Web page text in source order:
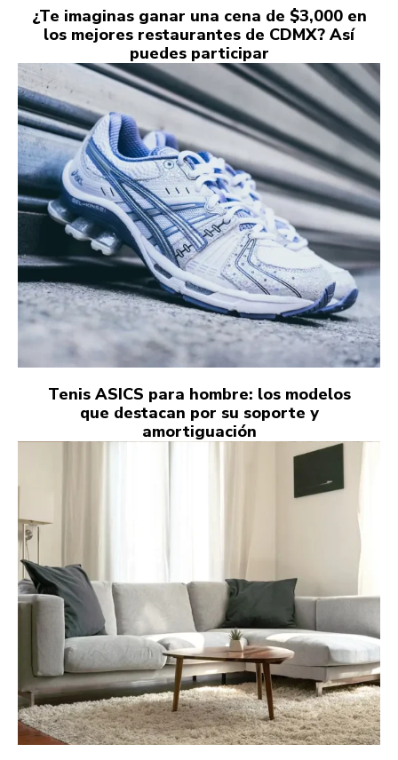
¿Te imaginas ganar una cena de $3,000 en
los mejores restaurantes de CDMX? Así
puedes participar
Tenis ASICS para hombre: los modelos
que destacan por su soporte y
amortiguación